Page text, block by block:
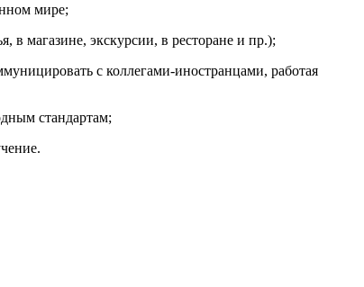
мире;
магазине, экскурсии, в ресторане и пр.);
с коллегами-иностранцами, работая
стандартам;